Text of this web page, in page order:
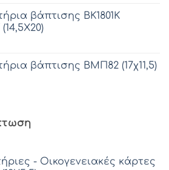
βάπτισης ΒΚ1801Κ
βάπτισης ΒΜΠ82 (17χ11,5)
- Οικογενειακές κάρτες